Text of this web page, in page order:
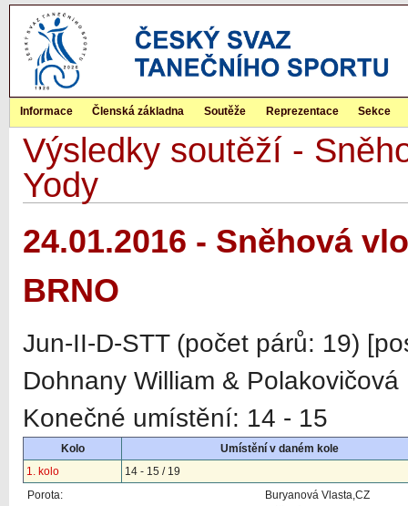
Informace Členská základna Soutěže Reprezentace Sekce
Výsledky soutěží -
Yody
24.01.2016 - Sněhová
BRNO
Jun-II-D-STT (počet párů: 19)
Dohnany William &
Konečné umístění: 14 - 15
Kolo
Umístění v daném kole
1. kolo
14 - 15 / 19
Porota:
Buryanová Vlasta,CZ